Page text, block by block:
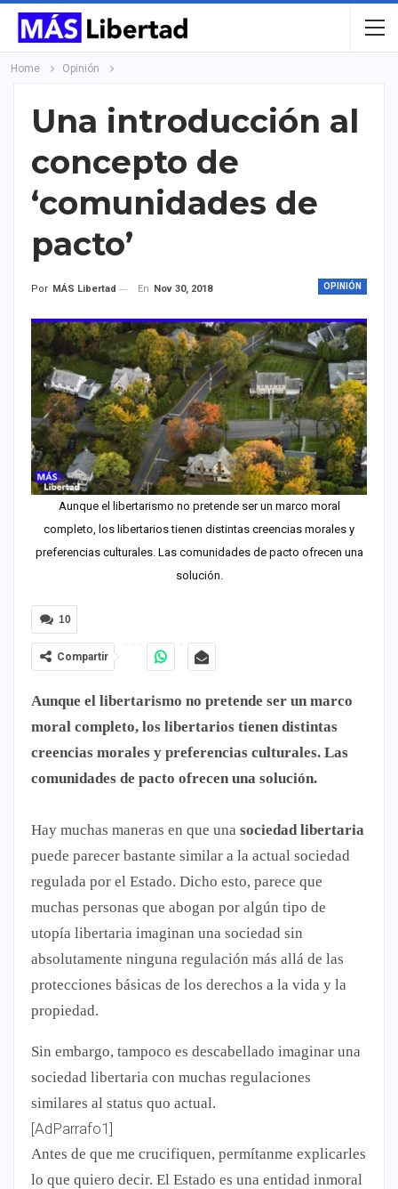
Home Opinión
Una introducción al
concepto de
‘comunidades de
pacto’
OPINIÓN
Por MÁS Libertad En Nov 30, 2018
Aunque el libertarismo no pretende ser un marco moral
completo, los libertarios tienen distintas creencias morales y
preferencias culturales. Las comunidades de pacto ofrecen una
solución.
10
Compartir
Aunque el libertarismo no pretende ser un marco
moral completo, los libertarios tienen distintas
creencias morales y preferencias culturales. Las
comunidades de pacto ofrecen una solución.
Hay muchas maneras en que una sociedad libertaria
puede parecer bastante similar a la actual sociedad
regulada por el Estado. Dicho esto, parece que
muchas personas que abogan por algún tipo de
utopía libertaria imaginan una sociedad sin
absolutamente ninguna regulación más allá de las
protecciones básicas de los derechos a la vida y la
propiedad.
Sin embargo, tampoco es descabellado imaginar una
sociedad libertaria con muchas regulaciones
similares al status quo actual.
[AdParrafo1]
Antes de que me crucifiquen, permítanme explicarles
lo que quiero decir. El Estado es una entidad inmoral